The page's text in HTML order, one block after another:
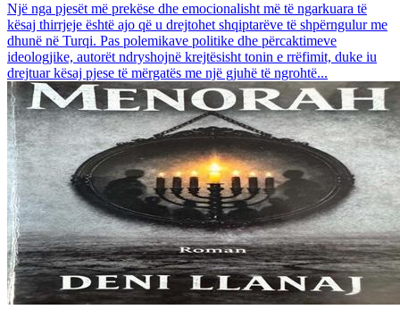
Një nga pjesët më prekëse dhe emocionalisht më të ngarkuara të
kësaj thirrjeje është ajo që u drejtohet shqiptarëve të shpërngulur me
dhunë në Turqi. Pas polemikave politike dhe përcaktimeve
ideologjike, autorët ndryshojnë krejtësisht tonin e rrëfimit, duke iu
drejtuar kësaj pjese të mërgatës me një gjuhë të ngrohtë...